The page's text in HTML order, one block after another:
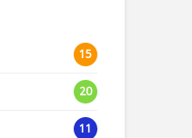
15
20
11